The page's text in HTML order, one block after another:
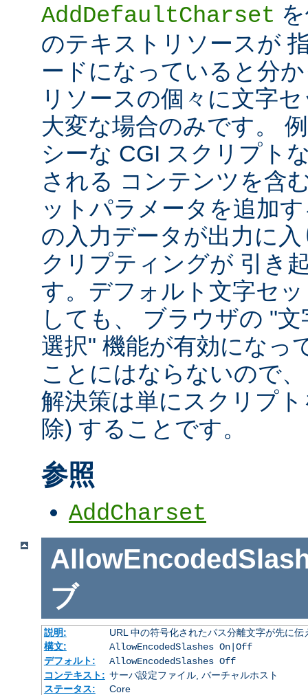
AddDefaultCharset
のテキストリソースが
ードになっていると分
リソースの個々に文字
大変な場合のみです。
シーな CGI スクリプト
される コンテンツを含
ットパラメータを追加
の入力データが出力に
クリプティングが 引き
す。デフォルト文字セ
しても、 ブラウザの "
選択" 機能が有効になっ
ことにはならないので
解決策は単にスクリプ
除) することです。
参照
AddCharset
ブ
説明:
URL 中の符号化されたパス分離文字が先に
構文:
AllowEncodedSlashes On|Off
デフォルト:
AllowEncodedSlashes Off
コンテキスト: サーバ設定ファイル, バーチャルホスト
ステータス:
Core